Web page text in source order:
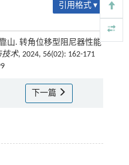
引用格式 ▾
山. 转角位移型阻尼器性能
技术, 2024, 56(02): 162-171
下一篇